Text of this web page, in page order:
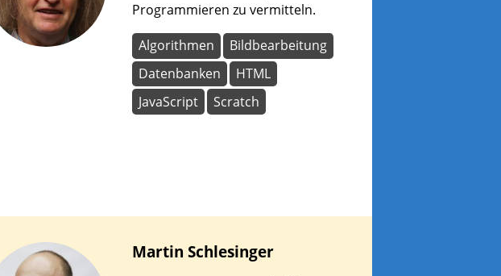
Programmieren zu vermitteln.
Algorithmen
Bildbearbeitung
Datenbanken
HTML
JavaScript
Scratch
Martin Schlesinger